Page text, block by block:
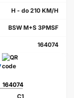
H - do 210 KM/H
BSW M+S 3PMSF
164074
164074
C1